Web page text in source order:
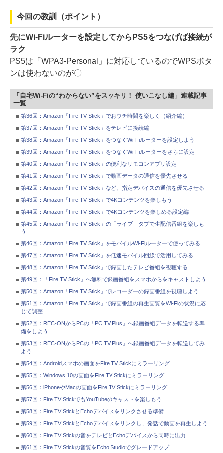
今回の教訓（ポイント）
先にWi-Fiルーターを設定してからPS5をつなげば接続が
ラク
PS5は「WPA3-Personal」に対応しているのでWPSボタ
ンは使わないのが〇
「自宅Wi-Fiの“わからない”をスッキリ！ 使いこなし編」連載記事
一覧
第36回：Amazon「Fire TV Stick」でおウチ時間を楽しく（紹介編）
第37回：Amazon「Fire TV Stick」をテレビに接続編
第38回：Amazon「Fire TV Stick」をつなぐWi-Fiルーターを設定しよう
第39回：Amazon「Fire TV Stick」をつなぐWi-Fiルーターをさらに設定
第40回：Amazon「Fire TV Stick」の便利なリモコンアプリ設定
第41回：Amazon「Fire TV Stick」で動画データの通信を優先させる
第42回：Amazon「Fire TV Stick」など、指定デバイスの通信を優先させる
第43回：Amazon「Fire TV Stick」で4Kコンテンツを楽しもう
第44回：Amazon「Fire TV Stick」で4Kコンテンツを楽しめる設定編
第45回：Amazon「Fire TV Stick」の「ライブ」タブで生配信番組を楽しも
う
第46回：Amazon「Fire TV Stick」をモバイルWi-Fiルーターで使ってみる
第47回：Amazon「Fire TV Stick」を低速モバイル回線で活用してみる
第48回：Amazon「Fire TV Stick」で録画したテレビ番組を視聴する
第49回：「Fire TV Stick」へ無料で録画番組をスマホからをキャストしよう
第50回：Amazon「Fire TV Stick」でレコーダーの録画番組を視聴しよう
第51回：Amazon「Fire TV Stick」で録画番組の再生画質をWi-Fiの状況に応
じて調整
第52回：REC-ONからPCの「PC TV Plus」へ録画番組データを転送する準
備をしよう
第53回：REC-ONからPCの「PC TV Plus」へ録画番組データを転送してみ
よう
第54回：Androidスマホの画面をFire TV Stickにミラーリング
第55回：Windows 10の画面をFire TV Stickにミラーリング
第56回：iPhoneやMacの画面をFire TV Stickにミラーリング
第57回：Fire TV StickでもYouTubeのキャストを楽しもう
第58回：Fire TV StickとEchoデバイスをリンクさせる準備
第59回：Fire TV StickとEchoデバイスをリンクし、発話で動画を再生しよう
第60回：Fire TV Stickの音をテレビとEchoデバイスから同時に出力
第61回：Fire TV Stickの音質をEcho Studioでグレードアップ